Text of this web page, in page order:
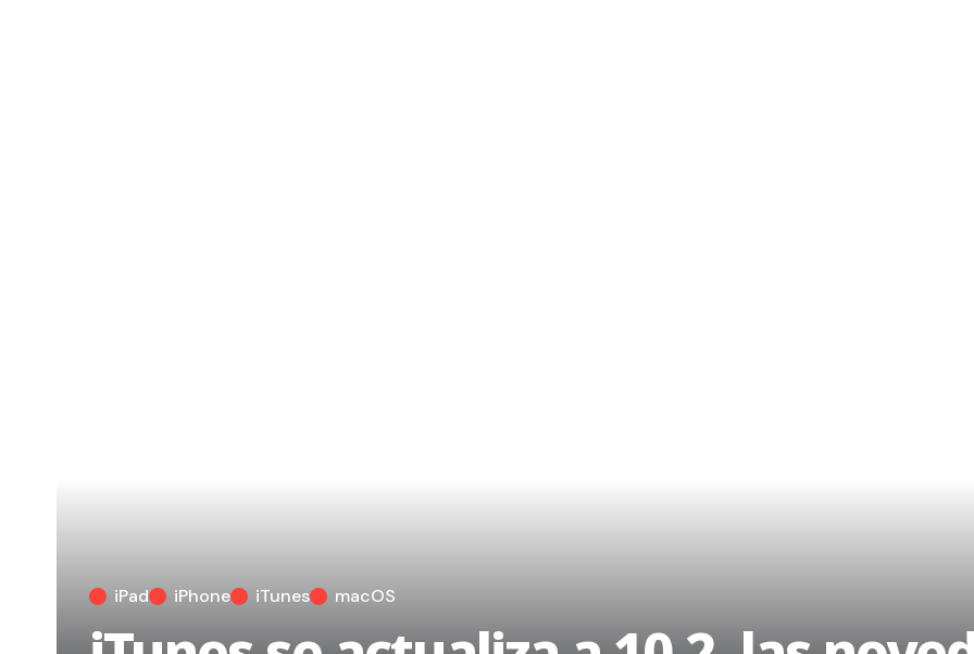
iPad iPhone iTunes macOS